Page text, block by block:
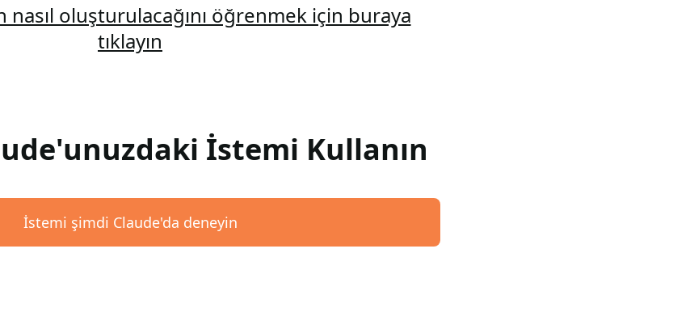
nasıl oluşturulacağını öğrenmek için buraya
tıklayın
İstemi Kullanın
İstemi şimdi Claude'da deneyin